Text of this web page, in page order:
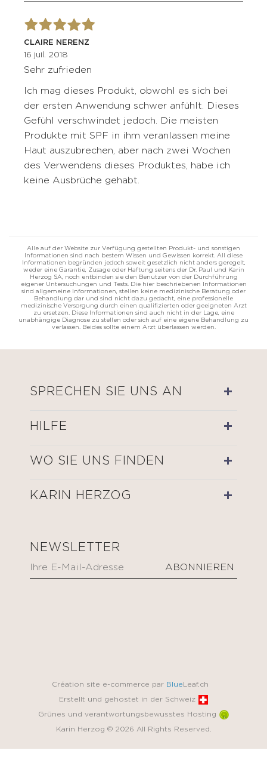
CLAIRE NERENZ
16 juil. 2018
Sehr zufrieden
Ich mag dieses Produkt, obwohl es sich bei
der ersten Anwendung schwer anfühlt. Dieses
Gefühl verschwindet jedoch. Die meisten
Produkte mit SPF in ihm veranlassen meine
Haut auszubrechen, aber nach zwei Wochen
des Verwendens dieses Produktes, habe ich
keine Ausbrüche gehabt.
Alle auf der Website zur Verfügung gestellten Produkt- und sonstigen
Informationen sind nach bestem Wissen und Gewissen korrekt. All diese
Informationen begründen jedoch soweit gesetzlich nicht anders geregelt,
weder eine Garantie, Zusage oder Haftung seitens der Dr. Paul und Karin
Herzog SA, noch entbinden sie den Benutzer von der Durchführung
eigener Untersuchungen und Tests. Die hier beschriebenen Informationen
sind allgemeine Informationen, stellen keine medizinische Beratung oder
Behandlung dar und sind nicht dazu gedacht, eine professionelle
medizinische Versorgung durch einen qualifizierten oder geeigneten Arzt
zu ersetzen. Diese Informationen sind auch nicht in der Lage, eine
unabhängige Diagnose zu stellen oder sich auf eine eigene Behandlung zu
verlassen. Beides sollte einem Arzt überlassen werden.
SPRECHEN SIE UNS AN
HILFE
WO SIE UNS FINDEN
KARIN HERZOG
NEWSLETTER
Création site e-commerce par Blue Leaf.ch
Erstellt und gehostet in der Schweiz
Grünes und verantwortungsbewusstes Hosting
Karin Herzog © 2026 All Rights Reserved.